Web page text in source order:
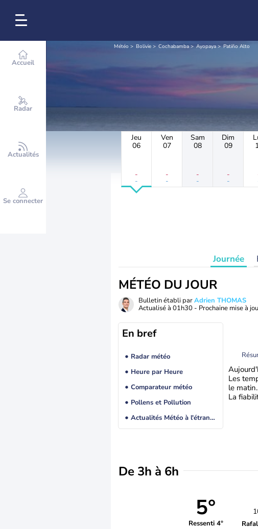
Accueil
Radar
Actualités
Se connecter
Météo Bolivie Cochabamba Ayopaya Patiño Alto
Jeu
06
-
-
Ven
07
-
-
Sam
08
-
-
Dim
09
-
-
Journée
MÉTÉO DU JOUR
Bulletin établi parAdrien THOMAS
Actualisé à 01h30 - Prochaine mise à
En bref
Radar météo
Heure par Heure
Comparateur météo
Pollens et Pollution
Actualités Météo à l'étranger
Les
le matin.
La
De 3h à 6h
5°
Ressenti 4°